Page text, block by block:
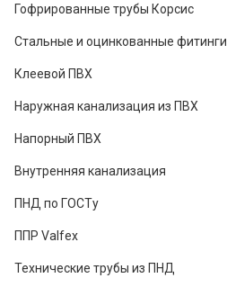
Гофрированные трубы Корсис
Стальные и оцинкованные фитинги
Клеевой ПВХ
Наружная канализация из ПВХ
Напорный ПВХ
Внутренняя канализация
ПНД по ГОСТу
ППР Valfex
Технические трубы из ПНД